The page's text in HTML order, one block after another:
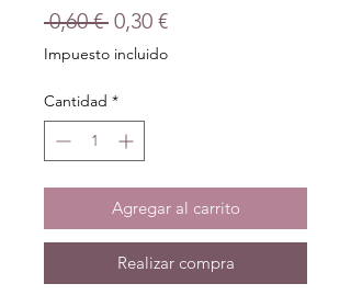
0,60 € Precio
0,30 €Precio
Impuesto incluido
Cantidad *
Agregar al carrito
Realizar compra